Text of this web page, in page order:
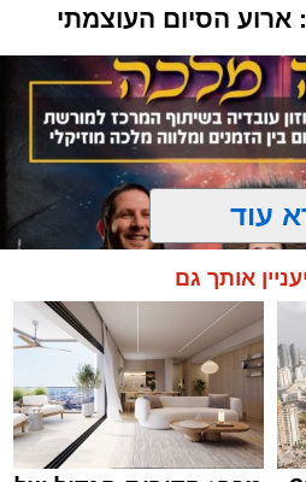
הסיום העוצמתי
עוד
אותך גם